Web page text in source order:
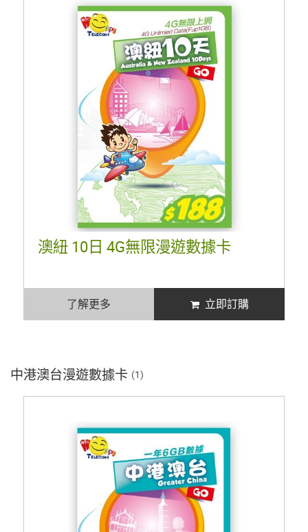
澳紐 10日 4G無限漫遊數據卡
了解更多 立即訂購
中港澳台漫遊數據卡 (1)